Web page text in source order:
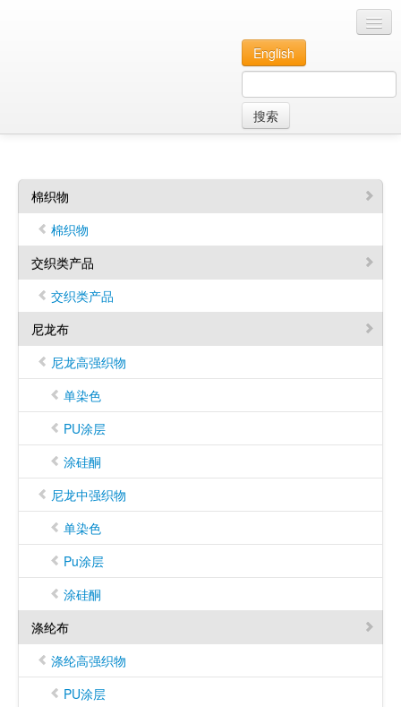
联系我们
English
搜索
棉织物
棉织物
交织类产品
交织类产品
尼龙布
尼龙高强织物
单染色
PU涂层
涂硅酮
尼龙中强织物
单染色
Pu涂层
涂硅酮
涤纶布
涤纶高强织物
PU涂层